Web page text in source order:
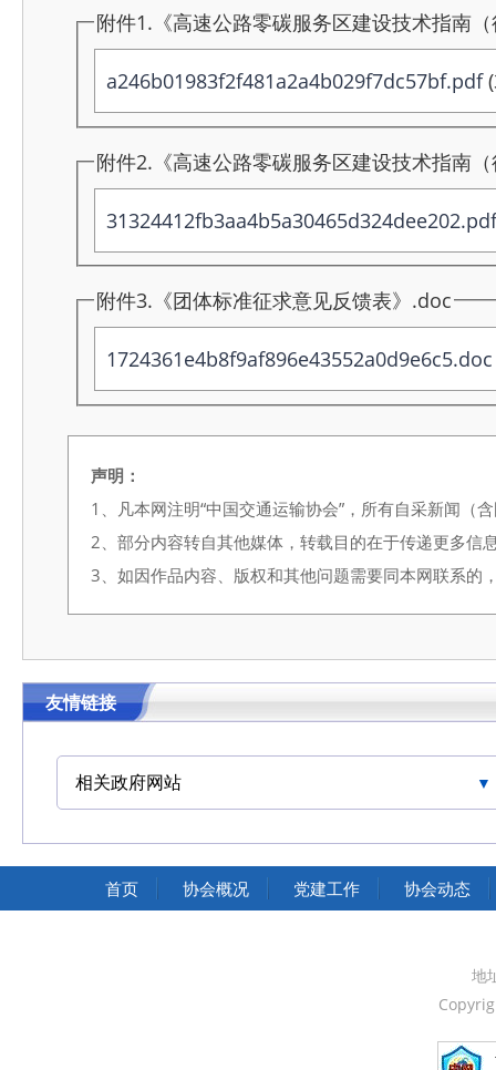
附件1.《高速公路零碳服务区建设技术指南
a246b01983f2f481a2a4b029f7dc57bf.pdf
附件2.《高速公路零碳服务区建设技术指南
31324412fb3aa4b5a30465d324dee202.pdf
附件3.《团体标准征求意见反馈表》.doc
1724361e4b8f9af896e43552a0d9e6c5.doc
声明：
1、凡本网注明“中国交通运输协会”，所有自采新闻（
2、部分内容转自其他媒体，转载目的在于传递更多信
3、如因作品内容、版权和其他问题需要同本网联系
友情链接
相关政府网站
中国交通运输协会官网
首页 协会概况 党建工作 协会动态
地